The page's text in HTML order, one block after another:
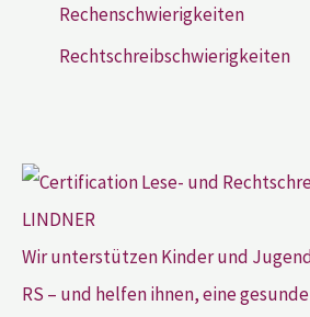
Rechenschwierigkeiten
Rechtschreibschwierigkeiten
Wir unterstützen Kinder und
RS – und helfen ihnen, eine